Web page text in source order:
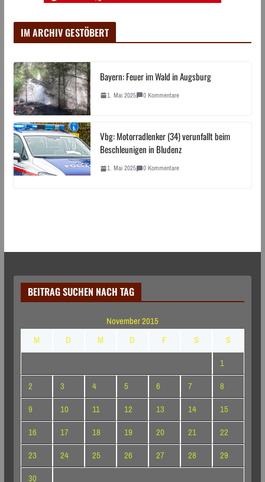
IM ARCHIV GESTÖBERT
Bayern: Feuer im Wald in Augsburg
1. Mai 2025 0 Kommentare
Vbg: Motorradlenker (34) verunfallt beim
Beschleunigen in Bludenz
1. Mai 2025 0 Kommentare
BEITRAG SUCHEN NACH TAG
November 2015
M
D M D F S
S
1
2
3 4 5 6 7
8
9
10 11 12 13 14
15
16
17 18 19 20 21
22
23
24 25 26 27 28
29
30